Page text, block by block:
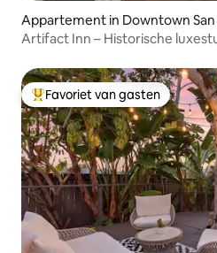
Appartement in Downtown
Artifact Inn – Historische
Topfavoriet van gasten
Favoriet van gasten